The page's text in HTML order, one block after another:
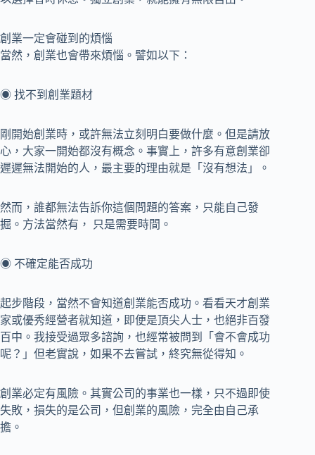
創業一定會碰到的煩惱
當然，創業也會帶來煩惱。譬如以下：
◉ 找不到創業題材
剛開始創業時，或許無法立刻明白要做什麼。但是請放
心，大家一開始都沒有概念。事實上，許多有意創業卻
遲遲無法開始的人，最主要的理由就是「沒有想法」。
然而，誰都無法告訴你這個問題的答案，只能自己發
掘。方法當然有， 只是需要時間。
◉ 不確定能否成功
起步階段，當然不會知道創業能否成功。看看天才創業
家或優秀經營者就知道，即便是頂尖人士，也絕非百發
百中。我接受過眾多諮詢，也經常被問到「會不會成功
呢？」但老實說，如果不去嘗試，終究無從得知。
創業必定有風險。其實公司的事業也一樣，只不過即使
失敗，損失的是公司，但創業的風險，完全由自己承
擔。